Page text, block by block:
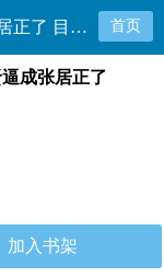
大明：摆烂的我把魏忠贤逼成张居正了 目录共323章 首页
成张居正了
加入书架